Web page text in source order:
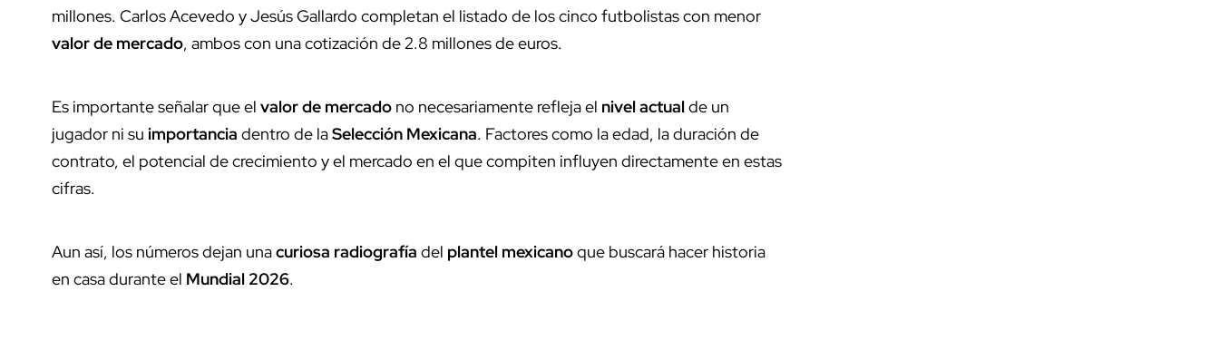
millones. Carlos Acevedo y Jesús Gallardo completan el listado de los cinco futbolistas con menor
valor de mercado, ambos con una cotización de 2.8 millones de euros.
Es importante señalar que el valor de mercado no necesariamente refleja el nivel actualde un
jugador ni su importancia dentro de laSelección Mexicana. Factores como la edad, la duración de
contrato, el potencial de crecimiento y el mercado en el que compiten influyen directamente en estas
cifras.
Aun así, los números dejan unacuriosa radiografía del plantel mexicanoque buscará hacer historia
en casa durante el Mundial 2026.